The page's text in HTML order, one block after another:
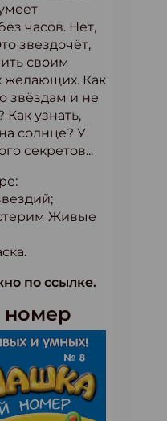
часов. Нет,
звездочёт,
своим
желающих. Как
звёздам и не
Как узнать,
солнце? У
секретов...
Живые
по ссылке.
номер